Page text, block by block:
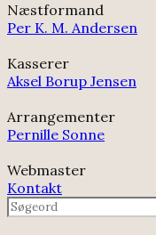
Næstformand
Per K. M. Andersen
Kasserer
Aksel Borup Jensen
Arrangementer
Pernille Sonne
Webmaster
Kontakt
Search
for: